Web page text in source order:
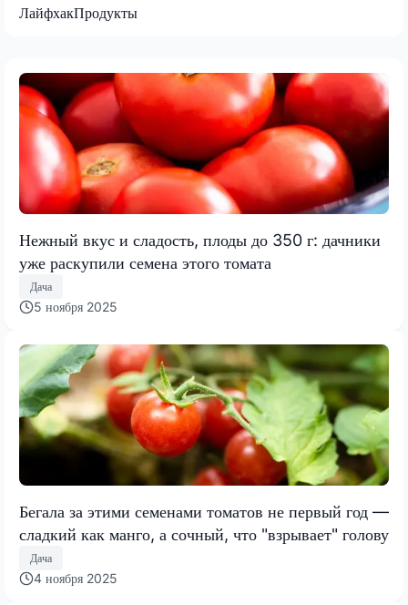
ЛайфхакПродукты
Нежный вкус и сладость, плоды до 350 г: дачники
уже раскупили семена этого томата
Дача
5 ноября 2025
Бегала за этими семенами томатов не первый год —
сладкий как манго, а сочный, что "взрывает" голову
Дача
4 ноября 2025